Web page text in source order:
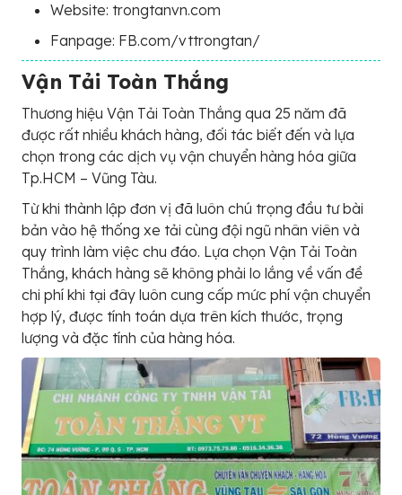
Website: trongtanvn.com
Fanpage: FB.com/vttrongtan/
Vận Tải Toàn Thắng
Thương hiệu Vận Tải Toàn Thắng qua 25 năm đã
được rất nhiều khách hàng, đối tác biết đến và lựa
chọn trong các dịch vụ vận chuyển hàng hóa giữa
Tp.HCM – Vũng Tàu.
Từ khi thành lập đơn vị đã luôn chú trọng đầu tư bài
bản vào hệ thống xe tải cùng đội ngũ nhân viên và
quy trình làm việc chu đáo. Lựa chọn Vận Tải Toàn
Thắng, khách hàng sẽ không phải lo lắng về vấn đề
chi phí khi tại đây luôn cung cấp mức phí vận chuyển
hợp lý, được tính toán dựa trên kích thước, trọng
lượng và đặc tính của hàng hóa.